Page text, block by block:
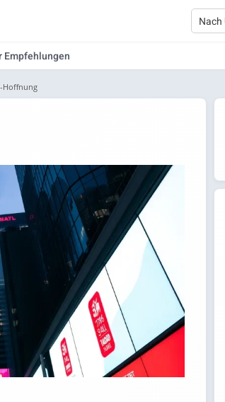
Empfehlungen
Hoffnung